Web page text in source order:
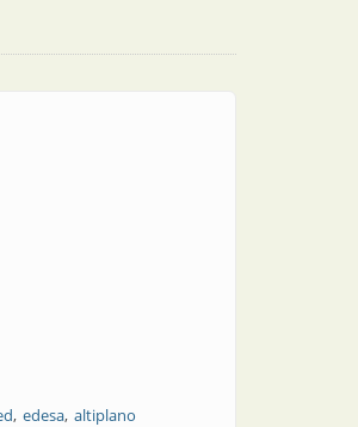
edesa altiplano